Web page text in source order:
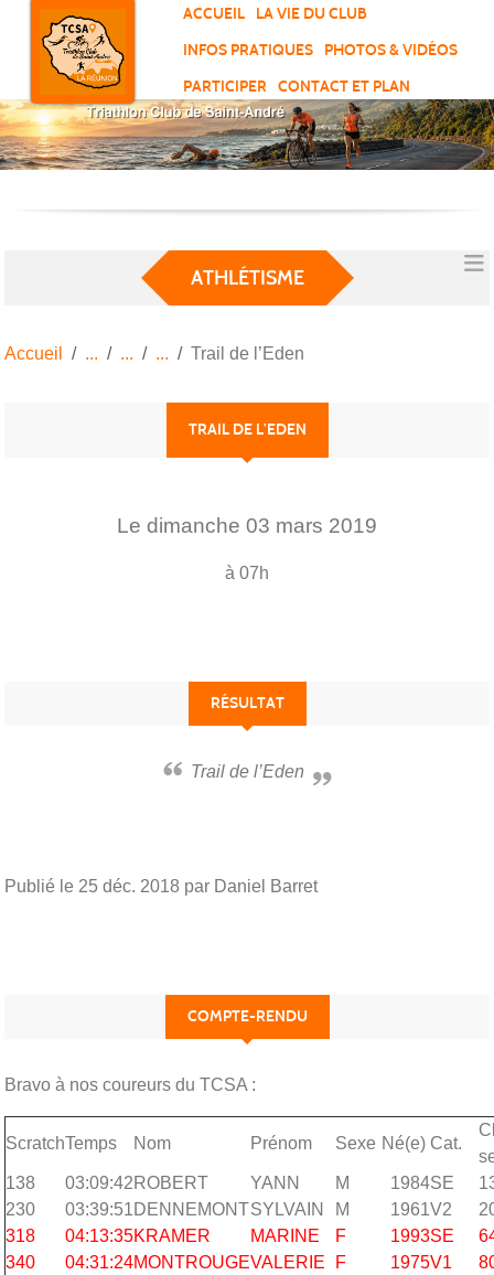
ACCUEIL
LA VIE DU CLUB
INFOS PRATIQUES
PHOTOS & VIDÉOS
PARTICIPER
CONTACT ET PLAN
ATHLÉTISME
Accueil Trail de l’Eden
TRAIL DE L’EDEN
Le dimanche 03 mars 2019
à 07h
RÉSULTAT
Trail de l’Eden
Publié le 25 déc. 2018 par Daniel Barret
COMPTE-RENDU
Bravo à nos coureurs du TCSA :
ScratchTemps Nom Prénom Sexe Né(e) Cat.
138
03:09:42ROBERT YANN M 1984SE
230
03:39:51DENNEMONTSYLVAIN M 1961V2
318
04:13:35KRAMER MARINE F 1993SE
340
04:31:24MONTROUGEVALERIE F 1975V1
Panneau de gestion des cookies